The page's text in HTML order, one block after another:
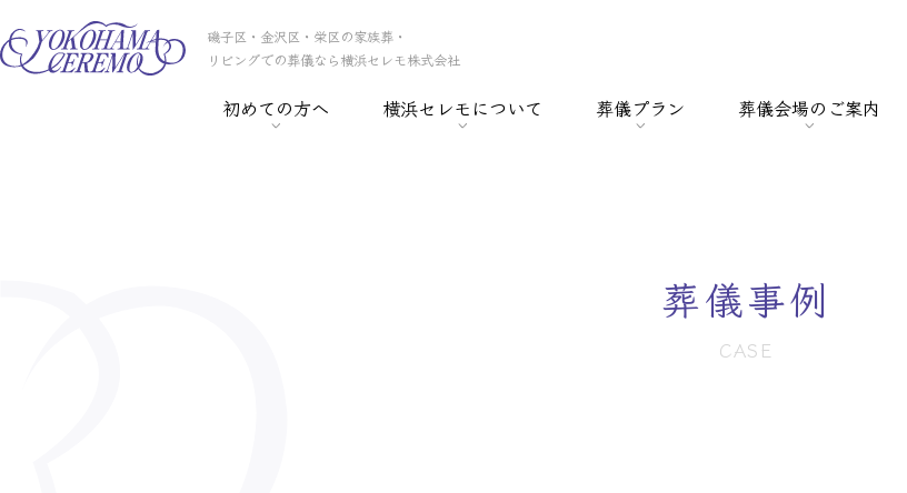
磯子区・金沢区・栄区の家族葬・
リビングでの葬儀なら横浜セレモ株式会社
初めての方へ 横浜セレモについて 葬儀プラン 葬儀会場のご案内
> セレモホール富岡
葬儀事例
CASE